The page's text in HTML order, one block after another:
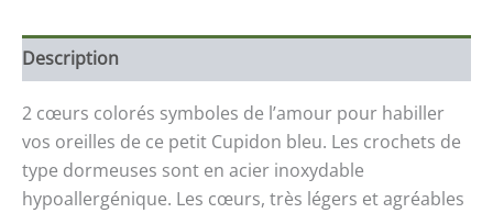
Description
2 cœurs colorés symboles de l’amour pour habiller
vos oreilles de ce petit Cupidon bleu. Les crochets de
type dormeuses sont en acier inoxydable
hypoallergénique. Les cœurs, très légers et agréables